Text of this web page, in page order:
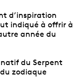
d’inspiration
indiqué à offrir à
année du
natif du Serpent
zodiaque